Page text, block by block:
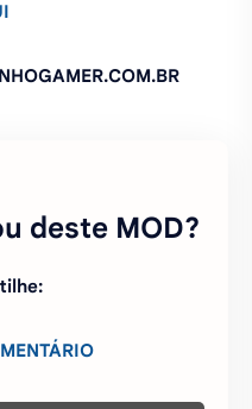
deste MOD?